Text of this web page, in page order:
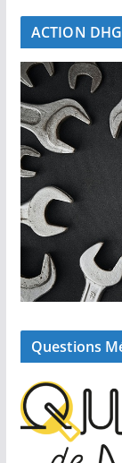
ACTION DHG
Questions